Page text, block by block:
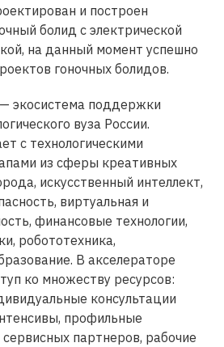
и построен
болид с электрической
на данный момент успешно
гоночных болидов.
— экосистема поддержки
вуза России.
с технологическими
из сферы креативных
искусственный интеллект,
виртуальная и
финансовые технологии,
робототехника,
В акселераторе
ко множеству ресурсов:
консультации
профильные
сервисных партнеров, рабочие